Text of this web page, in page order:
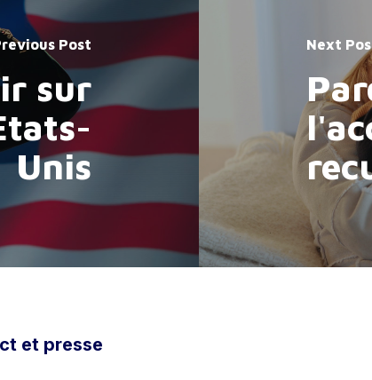
Post
sur
Unis
Next
et presse